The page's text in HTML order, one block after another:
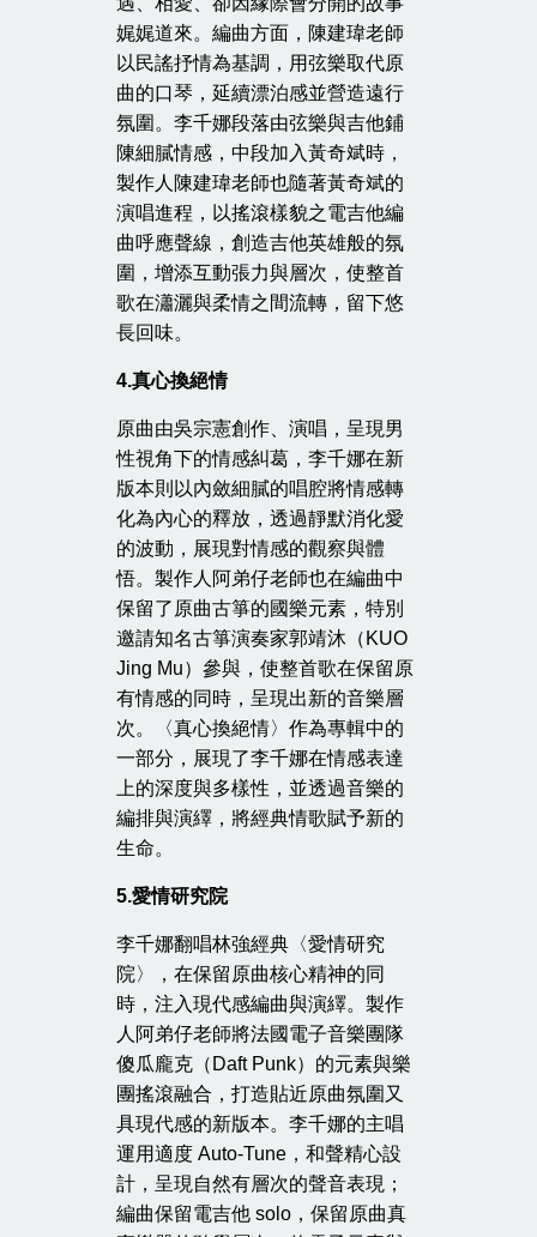
娓娓道來。編曲方面，陳建瑋老師
以民謠抒情為基調，用弦樂取代原
曲的口琴，延續漂泊感並營造遠行
氛圍。李千娜段落由弦樂與吉他鋪
陳細膩情感，中段加入黃奇斌時，
製作人陳建瑋老師也隨著黃奇斌的
演唱進程，以搖滾樣貌之電吉他編
曲呼應聲線，創造吉他英雄般的氛
圍，增添互動張力與層次，使整首
歌在瀟灑與柔情之間流轉，留下悠
長回味。
4.真心換絕情
原曲由吳宗憲創作、演唱，呈現男
性視角下的情感糾葛，李千娜在新
版本則以內斂細膩的唱腔將情感轉
化為內心的釋放，透過靜默消化愛
的波動，展現對情感的觀察與體
悟。製作人阿弟仔老師也在編曲中
保留了原曲古箏的國樂元素，特別
邀請知名古箏演奏家郭靖沐（KUO
Jing Mu）參與，使整首歌在保留原
有情感的同時，呈現出新的音樂層
次。〈真心換絕情〉作為專輯中的
一部分，展現了李千娜在情感表達
上的深度與多樣性，並透過音樂的
編排與演繹，將經典情歌賦予新的
生命。
5.愛情研究院
李千娜翻唱林強經典〈愛情研究
院〉，在保留原曲核心精神的同
時，注入現代感編曲與演繹。製作
人阿弟仔老師將法國電子音樂團隊
傻瓜龐克（Daft Punk）的元素與樂
團搖滾融合，打造貼近原曲氛圍又
具現代感的新版本。李千娜的主唱
運用適度 Auto-Tune，和聲精心設
計，呈現自然有層次的聲音表現；
編曲保留電吉他 solo，保留原曲真